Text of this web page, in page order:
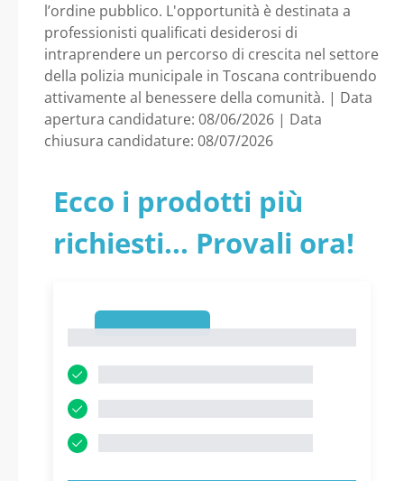
l’ordine pubblico. L'opportunità è destinata a
professionisti qualificati desiderosi di
intraprendere un percorso di crescita nel settore
della polizia municipale in Toscana contribuendo
attivamente al benessere della comunità. | Data
apertura candidature: 08/06/2026 | Data
chiusura candidature: 08/07/2026
Ecco i prodotti più
richiesti... Provali ora!